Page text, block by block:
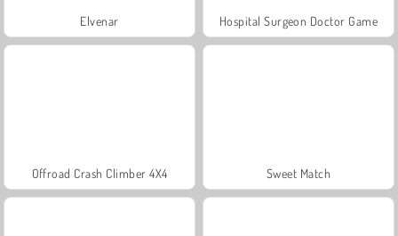
Elvenar Hospital Surgeon Doctor Game
Offroad Crash Climber 4X4 Sweet Match